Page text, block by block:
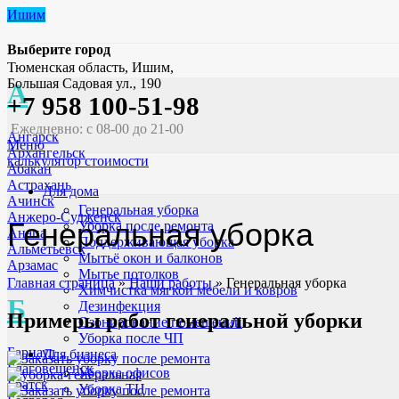
Ишим
Выберите город
А
Ангарск
Архангельск
Абакан
Астрахань
Ачинск
Анжеро-Судженск
Анапа
Альметьевск
Арзамас
Б
Барнаул
Благовещенск
Братск
Тюменская область, Ишим,
Большая Садовая ул., 190
+7 958 100-51-98
Ежедневно: с 08-00 до 21-00
Меню
калькулятор стоимости
Для дома
Генеральная уборка
Уборка после ремонта
Поддерживающая уборка
Мытьё окон и балконов
Мытье потолков
Химчистка мягкой мебели и ковров
Дезинфекция
Озонирование помещений
Уборка после ЧП
Для бизнеса
Уборка офисов
Уборка ТЦ
Генеральная уборка
Главная страница»Наши работы» Генеральная уборка
Примеры работ генеральной уборки